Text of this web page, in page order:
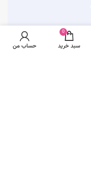
0
سبد خرید حساب من